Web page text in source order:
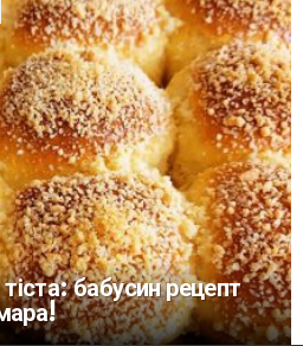
бабусин рецепт